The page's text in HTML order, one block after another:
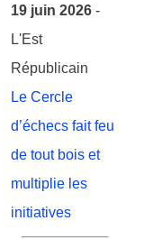
19 juin 2026 -
L'Est
Républicain
Le Cercle
d’échecs fait feu
de tout bois et
multiplie les
initiatives